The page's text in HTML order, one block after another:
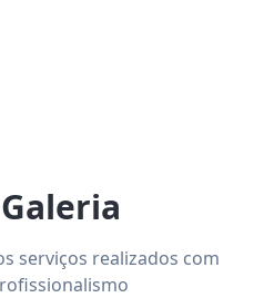
serviços realizados com